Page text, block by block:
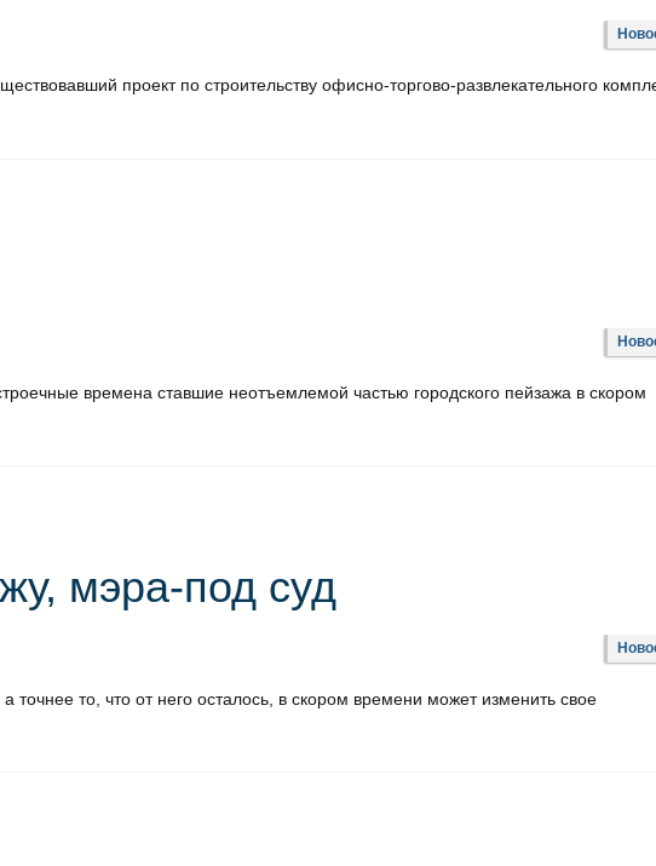
проект по строительству офисно-торгово-развлекательного
времена ставшие неотъемлемой частью городского пейзажа в скором
мэра-под суд
то, что от него осталось, в скором времени может изменить свое